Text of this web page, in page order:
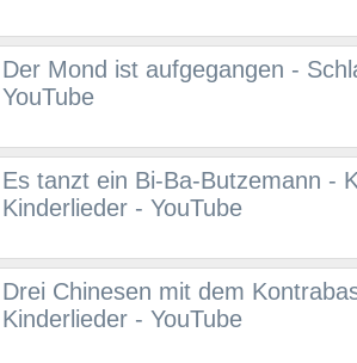
Der Mond ist aufgegangen -
YouTube
Es tanzt ein Bi-Ba-Butzemann -
Kinderlieder - YouTube
Drei Chinesen mit dem
Kinderlieder - YouTube